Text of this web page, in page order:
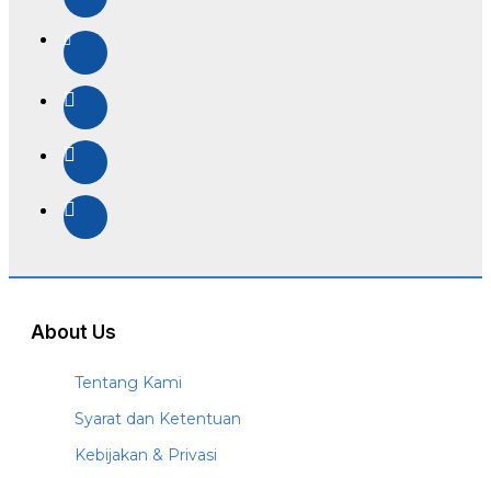
About Us
Tentang Kami
Syarat dan Ketentuan
Kebijakan & Privasi